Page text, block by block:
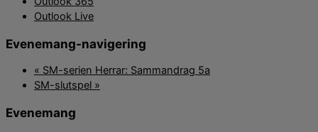
Outlook Live
Evenemang-navigering
« SM-serien Herrar: Sammandrag 5a
SM-slutspel »
Evenemang